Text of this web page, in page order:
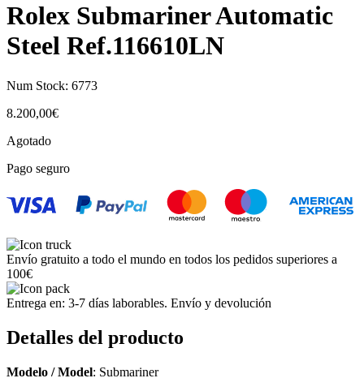
Rolex Submariner Automatic
Steel Ref.116610LN
Num Stock: 6773
8.200,00€
Agotado
Pago seguro
Envío gratuito a todo el mundo en todos los pedidos superiores a
100€
Entrega en: 3-7 días laborables. Envío y devolución
Detalles del producto
Modelo / Model: Submariner